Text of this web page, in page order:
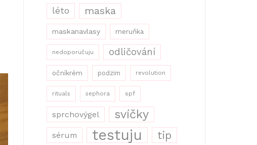
léto maska
maskanavlasy meruňka
nedoporučuju odličování
očníkrém podzim revolution
rituals sephora spf
sprchovýgel svíčky
sérum testuju tip